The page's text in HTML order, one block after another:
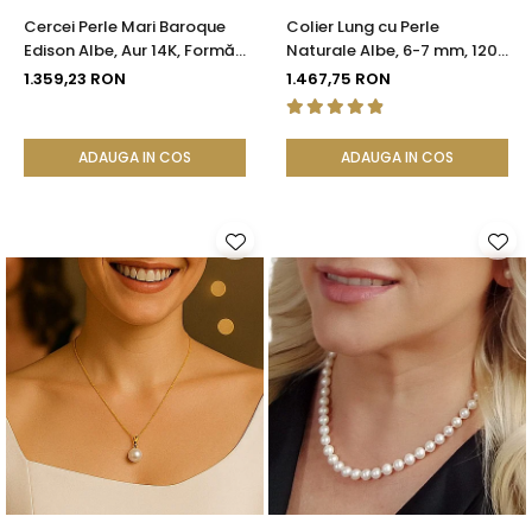
Cercei Perle Mari Baroque
Edison Albe, Aur 14K, Formă
Organică | KASKADDA®
1.359,23 RON
ADAUGA IN COS
Colier Lung cu Perle
Naturale Albe, 6-7 mm, 120
cm, Închizătoare Argint 925
| KASKADDA®
1.467,75 RON
ADAUGA IN COS